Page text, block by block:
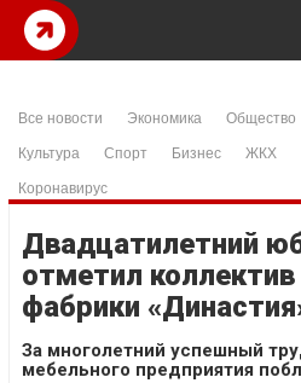
Все новости Экономика Общество
Культура
Спорт Бизнес ЖКХ
Коронавирус
Двадцатилетний
отметил коллектив
фабрики
За многолетний успешный
мебельного предприятия